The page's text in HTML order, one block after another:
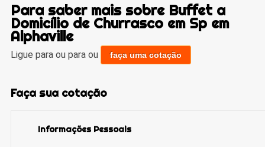
Para saber mais sobre Buffet a
Domicílio de Churrasco em Sp em
Alphaville
Ligue para ou para ou faça uma cotação
Faça sua cotação
Informações Pessoais